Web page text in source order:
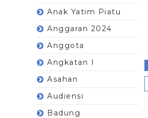
Anak Yatim Piatu
Anggaran 2024
Anggota
Angkatan I
Asahan
Audiensi
Badung